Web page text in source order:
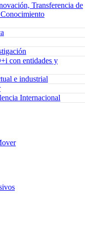
Transferencia de
con entidades y
e industrial
Internacional